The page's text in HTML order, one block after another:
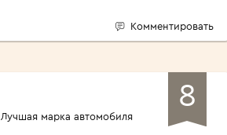
Комментировать
8
Лучшая марка автомобиля